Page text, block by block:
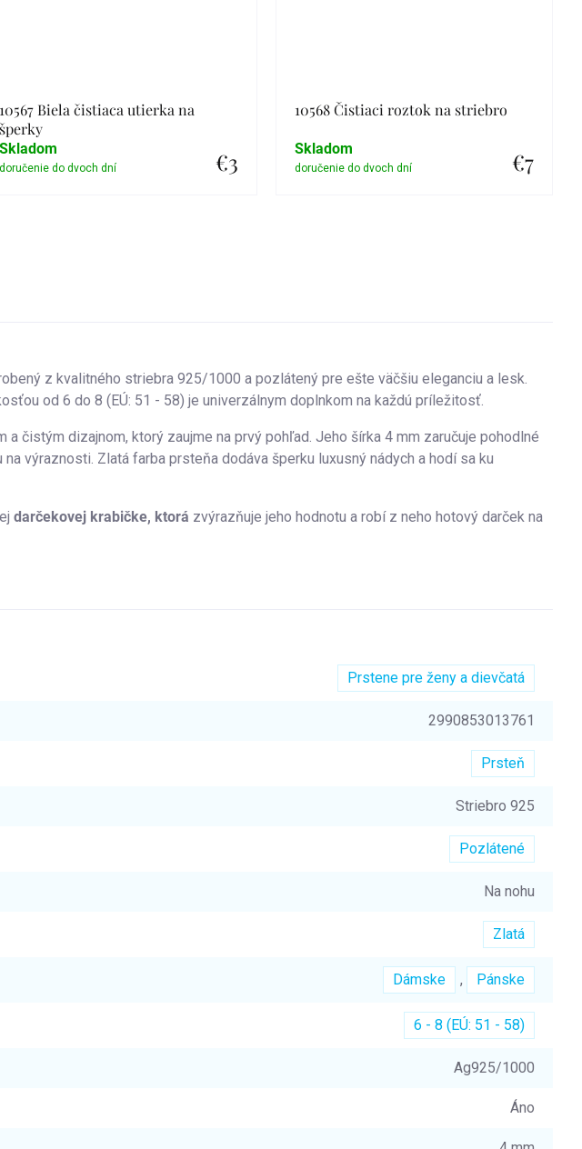
10567 Biela čistiaca utierka na
šperky
€3
Skladom
10568 Čistiaci roztok na striebro
€7
Skladom
z kvalitného striebra 925/1000 a pozlátený pre ešte väčšiu eleganciu a lesk.
od 6 do 8 (EÚ: 51 - 58) je univerzálnym doplnkom na každú príležitosť.
a čistým dizajnom, ktorý zaujme na prvý pohľad. Jeho šírka 4 mm zaručuje pohodlné
výraznosti. Zlatá farba prsteňa dodáva šperku luxusný nádych a hodí sa ku
darčekovej krabičke, ktorá zvýrazňuje jeho hodnotu a robí z neho hotový darček na
Prstene pre ženy a dievčatá
2990853013761
Prsteň
Striebro 925
Pozlátené
Na nohu
Zlatá
Dámske , Pánske
6 - 8 (EÚ: 51 - 58)
Ag925/1000
Áno